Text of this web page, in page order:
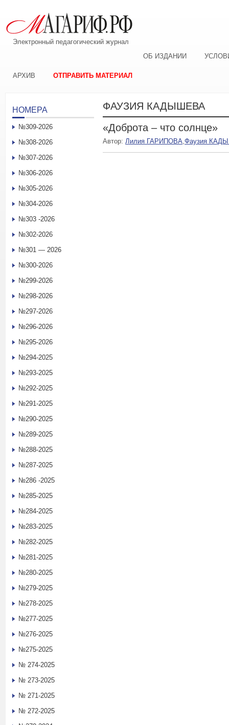
Электронный педагогический журнал
ОБ ИЗДАНИИ
АРХИВ ОТПРАВИТЬ МАТЕРИАЛ
ФАУЗИЯ КАДЫШЕВА
«Доброта – что солнце»
Автор: Лилия ГАРИПОВА,Фаузия
НОМЕРА
№309-2026
№308-2026
№307-2026
№306-2026
№305-2026
№304-2026
№303 -2026
№302-2026
№301 — 2026
№300-2026
№299-2026
№298-2026
№297-2026
№296-2026
№295-2026
№294-2025
№293-2025
№292-2025
№291-2025
№290-2025
№289-2025
№288-2025
№287-2025
№286 -2025
№285-2025
№284-2025
№283-2025
№282-2025
№281-2025
№280-2025
№279-2025
№278-2025
№277-2025
№276-2025
№275-2025
№ 274-2025
№ 273-2025
№ 271-2025
№ 272-2025